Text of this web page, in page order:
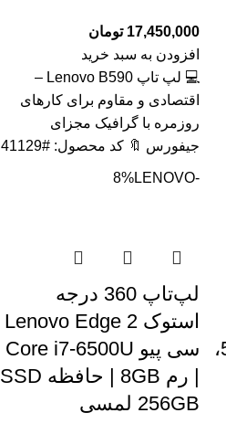
17,450,000 تومان
افزودن به سبد خرید
💻 لپ تاپ Lenovo B590 –
اقتصادی و مقاوم برای کارهای
روزمره با گرافیک مجزای
جیفورس 🔖 کد محصول: #41129
FX507 رم 32، 512GB،
-8%
LENOVO
لپ‌تاپ 360 درجه
استوک Lenovo Edge 2
سی پیو Core i7-6500U
| رم 8GB | حافظه SSD
256GB لمسی